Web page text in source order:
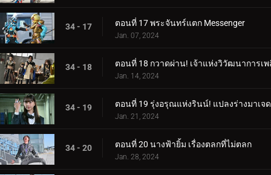
34 - 17 ตอนที่ 17 พระจันทร์แตก Messenger
Jan. 07, 2024
34 - 18 ตอนที่ 18 กวาดผ่าน! เจ้าแห่งวิวัฒนาการเพ
Jan. 14, 2024
34 - 19 ตอนที่ 19 รุ่งอรุณแห่งรินน์! แปลงร่างมาเจ
Jan. 21, 2024
34 - 20 ตอนที่ 20 นางฟ้ายิ้ม เรื่องตลกที่ไม่ตลก
Jan. 28, 2024